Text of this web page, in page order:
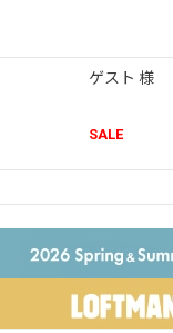
SALE
ゲスト 様